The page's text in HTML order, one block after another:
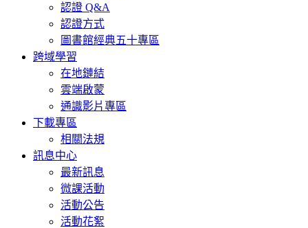
認證 Q&A
認證方式
圖書館經典五十專區
跨域學習
在地鏈結
雲端啟蒙
通識影片專區
下載專區
相關法規
訊息中心
最新訊息
微課活動
活動公告
活動花絮